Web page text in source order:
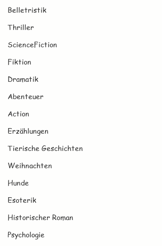
Belletristik
Thriller
ScienceFiction
Fiktion
Dramatik
Abenteuer
Action
Erzählungen
Tierische Geschichten
Weihnachten
Hunde
Esoterik
Historischer Roman
Psychologie